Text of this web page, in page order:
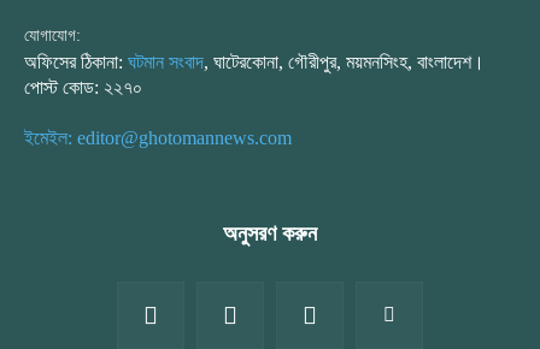
যোগাযোগ:
অফিসের ঠিকানা: ঘটমান সংবাদ, ঘাটেরকোনা, গৌরীপুর, ময়মনসিংহ, বাংলাদেশ।
পোস্ট কোড: ২২৭০
ইমেইল: editor@ghotomannews.com
অনুসরণ করুন